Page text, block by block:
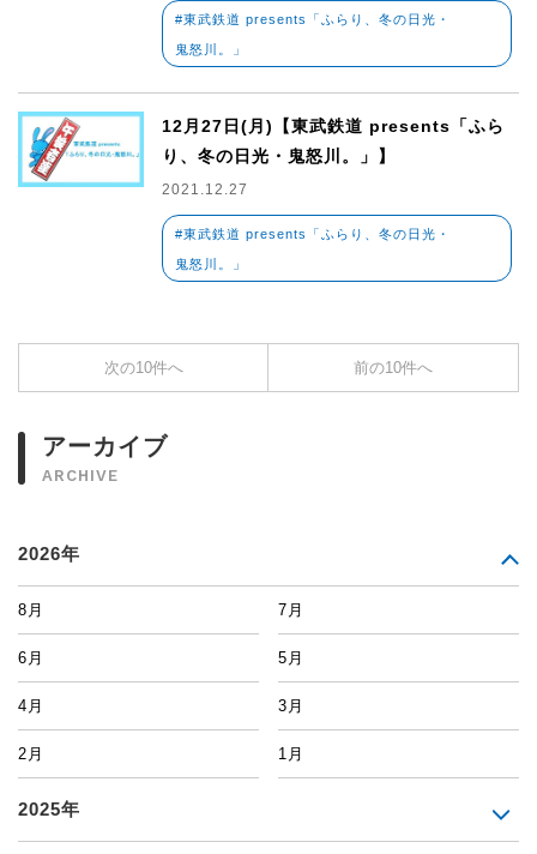
#東武鉄道 presents「ふらり、冬の日光・
鬼怒川。」
12月27日(月)【東武鉄道 presents「ふら
り、冬の日光・鬼怒川。」】
2021.12.27
#東武鉄道 presents「ふらり、冬の日光・
鬼怒川。」
次の10件へ 前の10件へ
アーカイブ
ARCHIVE
2026年
8月 7月
6月 5月
4月 3月
2月 1月
2025年